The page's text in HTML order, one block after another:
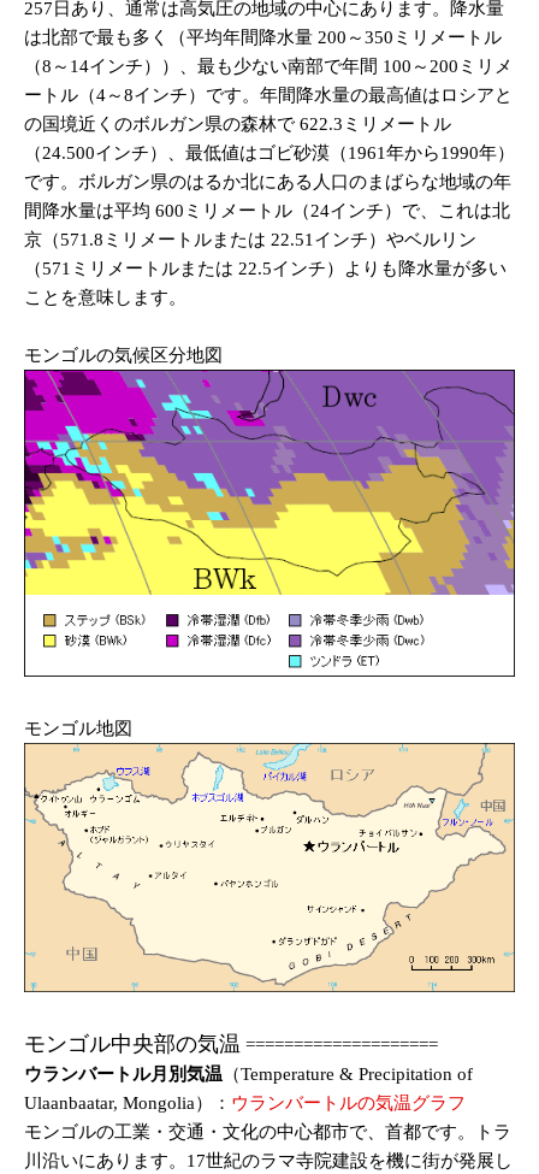
257日あり、通常は高気圧の地域の中心にあります。降水量
は北部で最も多く（平均年間降水量 200～350ミリメートル
（8～14インチ））、最も少ない南部で年間 100～200ミリメ
ートル（4～8インチ）です。年間降水量の最高値はロシアと
の国境近くのボルガン県の森林で 622.3ミリメートル
（24.500インチ）、最低値はゴビ砂漠（1961年から1990年）
です。ボルガン県のはるか北にある人口のまばらな地域の年
間降水量は平均 600ミリメートル（24インチ）で、これは北
京（571.8ミリメートルまたは 22.51インチ）やベルリン
（571ミリメートルまたは 22.5インチ）よりも降水量が多い
ことを意味します。
モンゴルの気候区分地図
モンゴル地図
モンゴル中央部の気温 ====================
ウランバートル月別気温 （Temperature & Precipitation of
Ulaanbaatar, Mongolia）： ウランバートルの気温グラフ
モンゴルの工業・交通・文化の中心都市で、首都です。トラ
川沿いにあります。17世紀のラマ寺院建設を機に街が発展し